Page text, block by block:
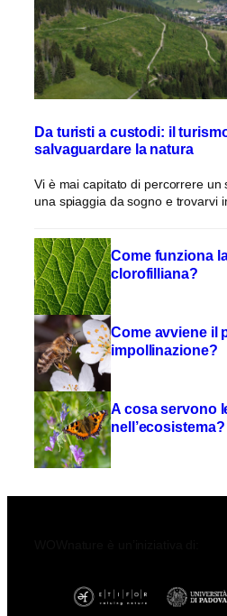
Da turisti a custodi: il
salvaguardare la natura
Vi è mai capitato di percorrere un
una spiaggia da sogno e trovarvi
Come funziona
clorofilliana?
Come avviene il
impollinazione?
A cosa servono
nell’ecosistema?